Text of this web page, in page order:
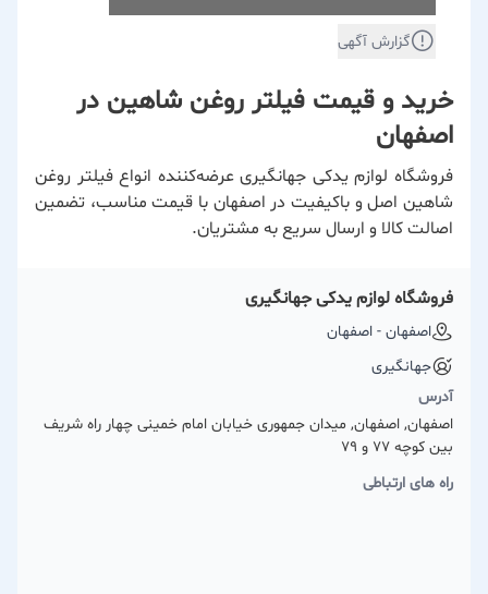
گزارش آگهی
خرید و قیمت فیلتر روغن شاهین در
اصفهان
فروشگاه لوازم یدکی جهانگیری عرضه‌کننده انواع فیلتر روغن
شاهین اصل و باکیفیت در اصفهان با قیمت مناسب، تضمین
اصالت کالا و ارسال سریع به مشتریان.
فروشگاه لوازم یدکی جهانگیری
اصفهان - اصفهان
جهانگیری
آدرس
اصفهان, اصفهان, میدان جمهوری خیابان امام خمینی چهار راه شریف
بین کوچه 77 و 79
راه های ارتباطی